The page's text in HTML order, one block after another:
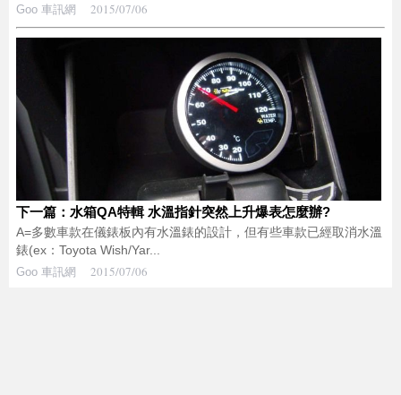
Goo 車訊網 2015/07/06
下一篇：水箱QA特輯 水溫指針突然上升爆表怎麼辦?
A=多數車款在儀錶板內有水溫錶的設計，但有些車款已經取消水溫
錶(ex：Toyota Wish/Yar...
Goo 車訊網 2015/07/06